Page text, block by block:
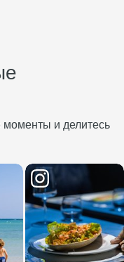
и делитесь